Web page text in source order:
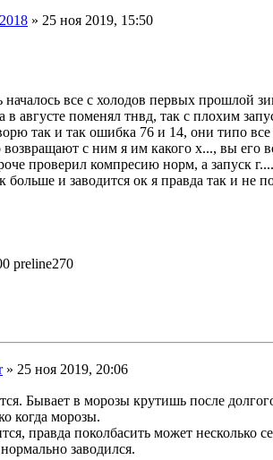
» 25 ноя 2019, 15:50
все с холодов первых прошлой
в августе поменял тнвд, так с плохим
так и так ошибка 76 и 14, они типо
с ним я им какого х..., вы его
проверил компресию норм, а запуск
и заводится ок я правда так и не
preline270
» 25 ноя 2019, 20:06
Бывает в морозы крутишь после
когда морозы.
правда поколбасить может несколько
заводился.